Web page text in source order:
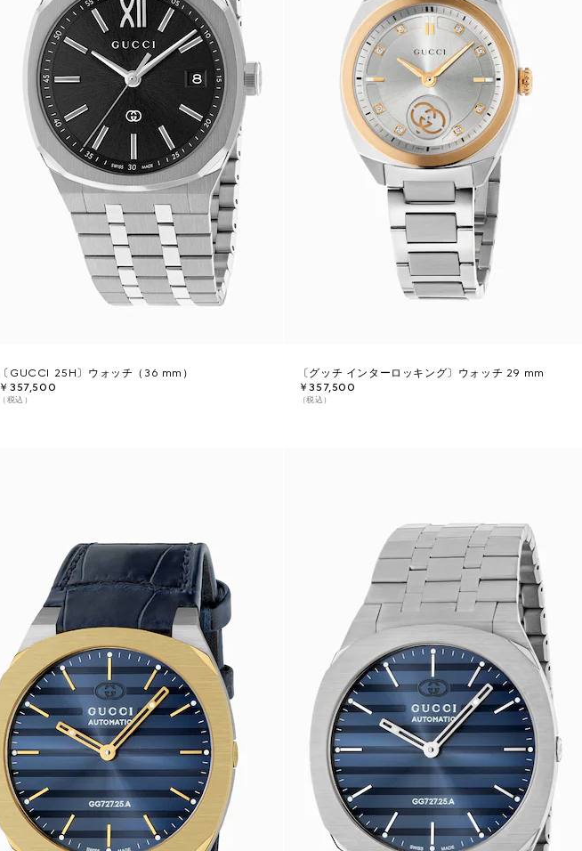
〔GUCCI 25H〕ウォッチ（36 mm）
￥357,500
（税込）
〔グッチ インターロッキング〕ウォッチ 29 mm
￥357,500
（税込）